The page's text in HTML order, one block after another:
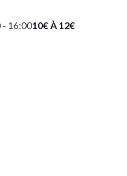
- 16:0010€ À 12€